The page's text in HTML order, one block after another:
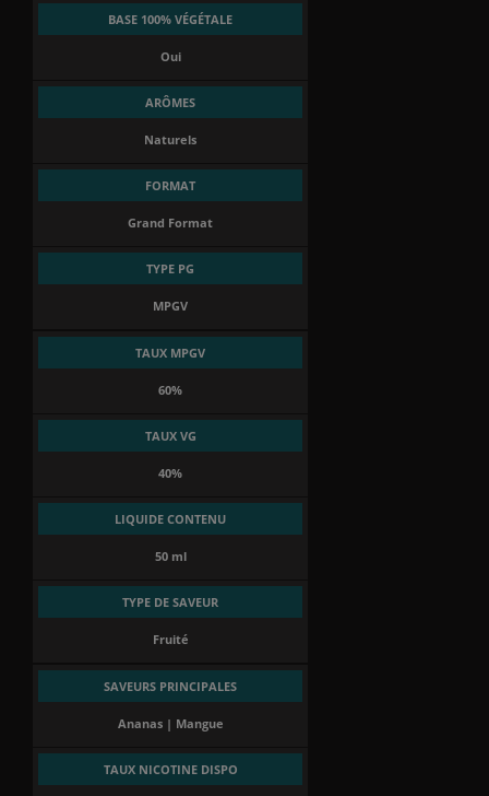
BASE 100% VÉGÉTALE
Oui
ARÔMES
Naturels
FORMAT
Grand Format
TYPE PG
MPGV
TAUX MPGV
60%
TAUX VG
40%
LIQUIDE CONTENU
50 ml
TYPE DE SAVEUR
Fruité
SAVEURS PRINCIPALES
Ananas | Mangue
TAUX NICOTINE DISPO